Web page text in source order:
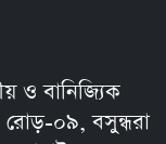
ও বানিজ্যিক
রোড়-০৯, বসুন্ধরা